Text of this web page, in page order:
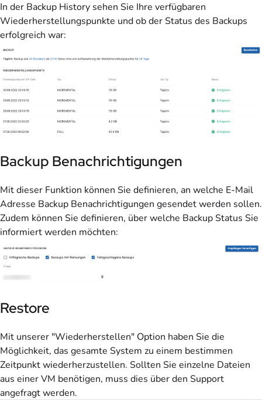
In der Backup History sehen Sie Ihre verfügbaren
Wiederherstellungspunkte und ob der Status des Backups
erfolgreich war:
Backup Benachrichtigungen
Mit dieser Funktion können Sie definieren, an welche E-Mail
Adresse Backup Benachrichtigungen gesendet werden sollen.
Zudem können Sie definieren, über welche Backup Status Sie
informiert werden möchten:
Restore
Mit unserer "Wiederherstellen" Option haben Sie die
Möglichkeit, das gesamte System zu einem bestimmen
Zeitpunkt wiederherzustellen. Sollten Sie einzelne Dateien
aus einer VM benötigen, muss dies über den Support
angefragt werden.